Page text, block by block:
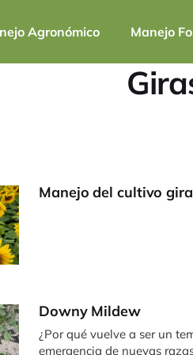
Agronómico Manejo
Manejo del cultivo
Downy Mildew
¿Por qué vuelve a ser un tema clave? La
emergencia de nuevas